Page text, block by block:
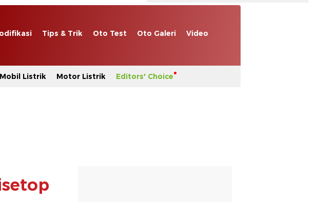
Tips & Trik Oto Test Oto Galeri Video
Mobil Listrik Motor Listrik Editors' Choice